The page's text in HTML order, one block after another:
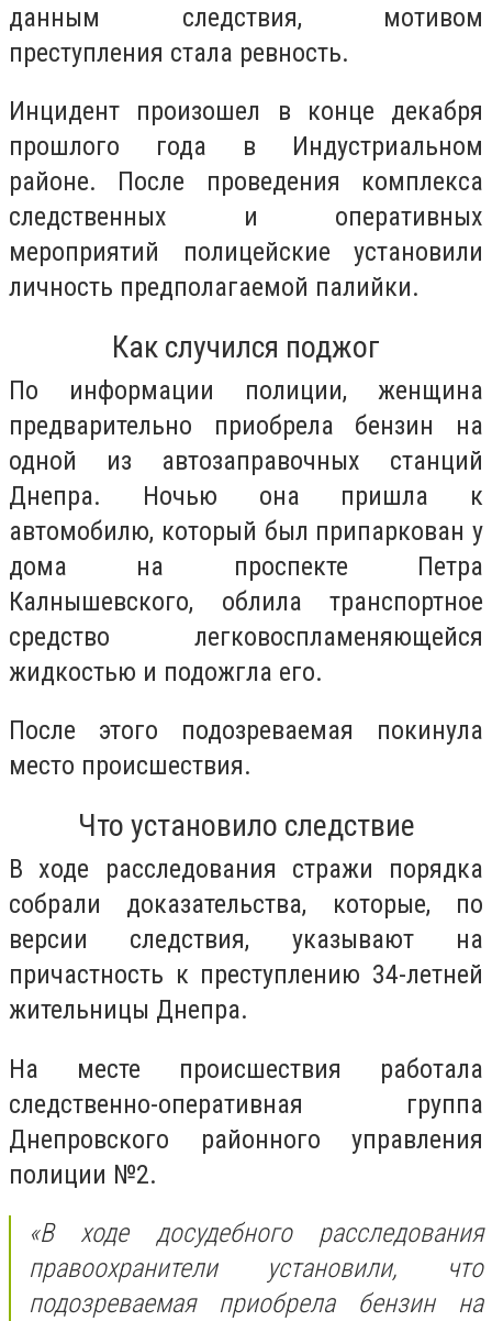
данным следствия, мотивом
преступления стала ревность.
Инцидент произошел в конце декабря
прошлого года в Индустриальном
районе. После проведения комплекса
следственных и оперативных
мероприятий полицейские установили
личность предполагаемой палийки.
Как случился поджог
По информации полиции, женщина
предварительно приобрела бензин на
одной из автозаправочных станций
Днепра. Ночью она пришла к
автомобилю, который был припаркован у
дома на проспекте Петра
Калнышевского, облила транспортное
средство легковоспламеняющейся
жидкостью и подожгла его.
После этого подозреваемая покинула
место происшествия.
Что установило следствие
В ходе расследования стражи порядка
собрали доказательства, которые, по
версии следствия, указывают на
причастность к преступлению 34-летней
жительницы Днепра.
На месте происшествия работала
следственно-оперативная группа
Днепровского районного управления
полиции №2.
«В ходе досудебного расследования
правоохранители установили, что
подозреваемая приобрела бензин на